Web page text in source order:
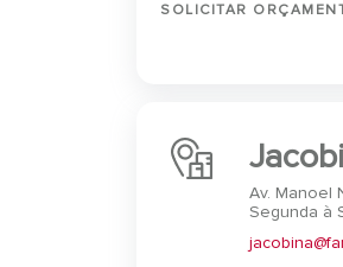
SOLICITAR
Av. Manoel
Segunda à